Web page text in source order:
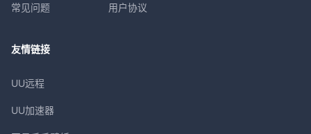
常见问题 用户协议
友情链接
UU远程
UU加速器